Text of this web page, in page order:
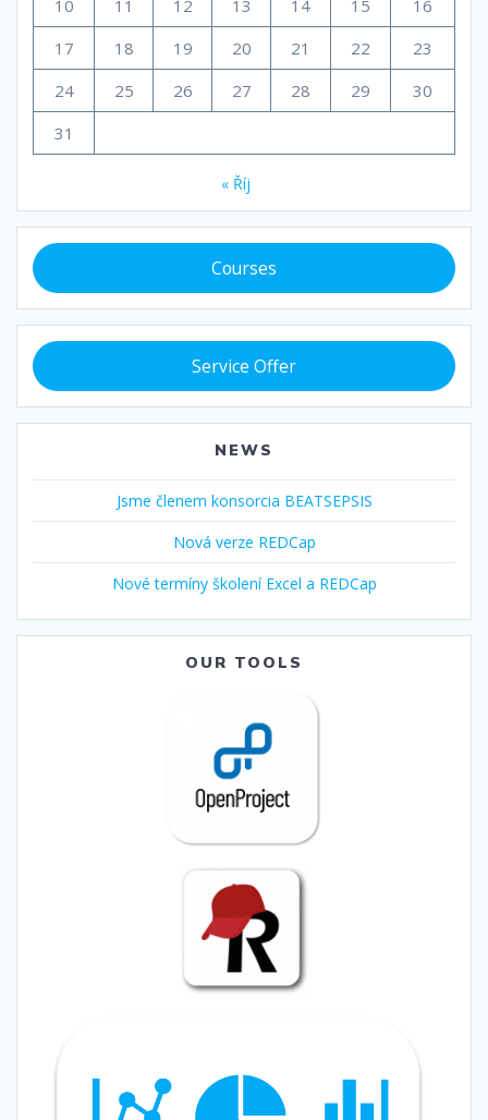
10 11 12 13 14 15
16
17
18 19 20 21 22
23
24
25 26 27 28 29
30
31
« Říj
Courses
Service Offer
NEWS
Jsme členem konsorcia BEATSEPSIS
Nová verze REDCap
Nové termíny školení Excel a REDCap
OUR TOOLS